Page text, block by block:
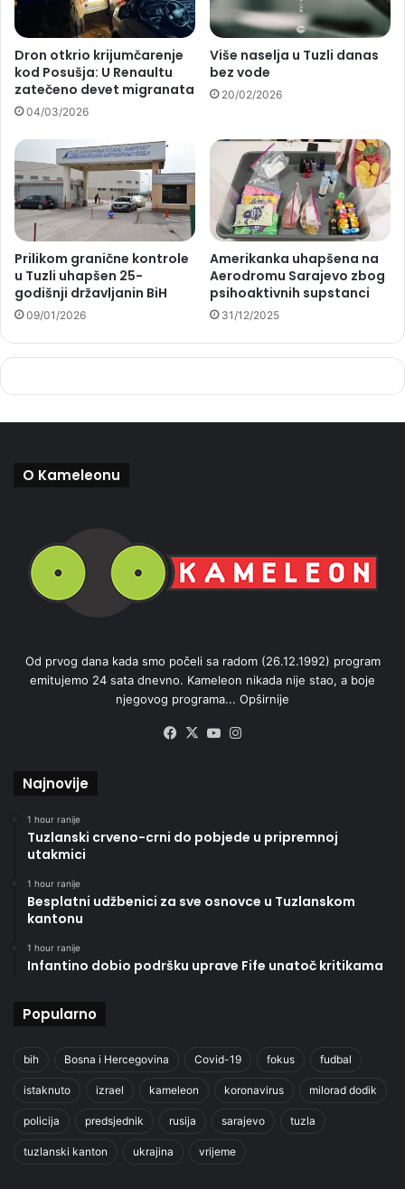
Dron otkrio krijumčarenje
kod Posušja: U Renaultu
zatečeno devet migranata
04/03/2026
Više naselja u Tuzli danas
bez vode
20/02/2026
Prilikom granične kontrole
u Tuzli uhapšen 25-
godišnji državljanin BiH
09/01/2026
Amerikanka uhapšena na
Aerodromu Sarajevo zbog
psihoaktivnih supstanci
31/12/2025
O Kameleonu
Od prvog dana kada smo počeli sa radom (26.12.1992) program
emitujemo 24 sata dnevno. Kameleon nikada nije stao, a boje
njegovog programa... Opširnije
Facebook
X YouTube
Najnovije
1 hour ranije
Tuzlanski crveno-crni do pobjede u pripremnoj
utakmici
1 hour ranije
Besplatni udžbenici za sve osnovce u Tuzlanskom
kantonu
1 hour ranije
Infantino dobio podršku uprave Fife unatoč kritikama
Popularno
bih Bosna i Hercegovina Covid-19 fokus fudbal
istaknuto izrael kameleon koronavirus milorad dodik
policija predsjednik rusija sarajevo tuzla
tuzlanski kanton ukrajina vrijeme